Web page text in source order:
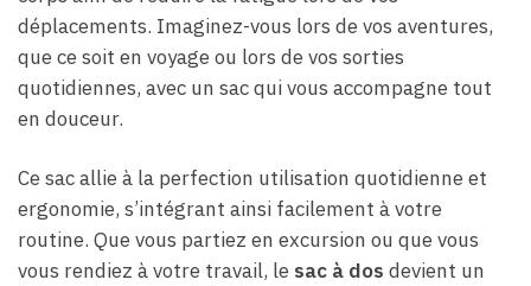
déplacements. Imaginez-vous lors de vos aventures,
que ce soit en voyage ou lors de vos sorties
quotidiennes, avec un sac qui vous accompagne tout
en douceur.
Ce sac allie à la perfection utilisation quotidienne et
ergonomie, s’intégrant ainsi facilement à votre
routine. Que vous partiez en excursion ou que vous
vous rendiez à votre travail, le sac à dos devient un